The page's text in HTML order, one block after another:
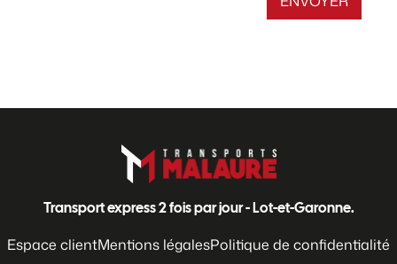
Transport express 2 fois par jour - Lot-et-Garonne.
Espace clientMentions légalesPolitique de confidentialité